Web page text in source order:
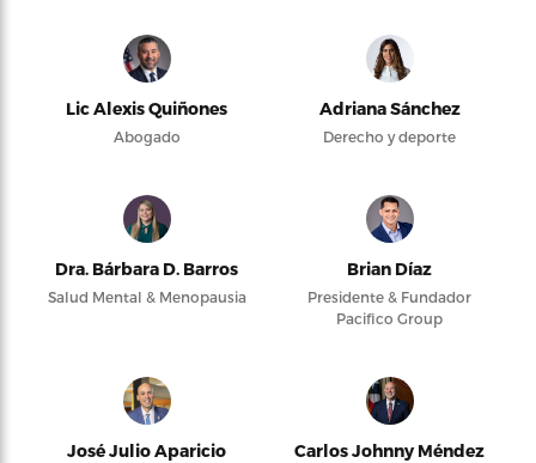
Lic Alexis Quiñones
Abogado
Adriana Sánchez
Derecho y deporte
Dra. Bárbara D. Barros
Salud Mental & Menopausia
Brian Díaz
Presidente & Fundador
Pacifico Group
José Julio Aparicio
Carlos Johnny Méndez